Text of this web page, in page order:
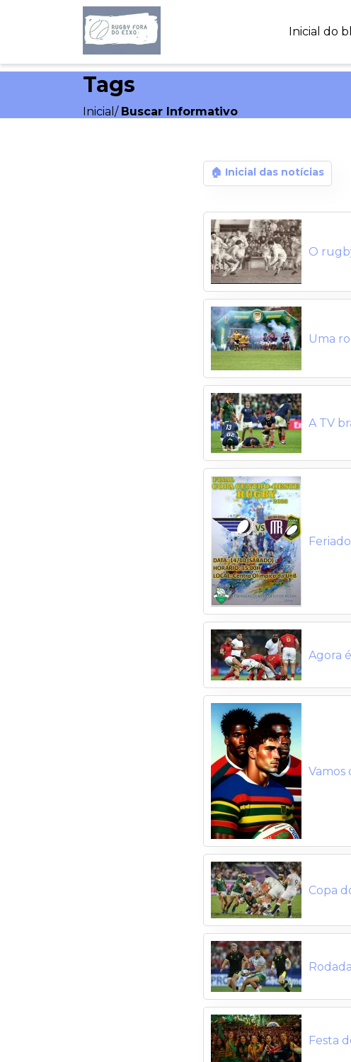
Inicial do
Tags
Inicial / Buscar Informativo
🏠 Inicial das notícias
O
Uma
A TV
Agora
Vamos
Copa
Festa